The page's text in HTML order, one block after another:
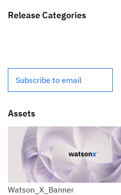
Release Categories
Subscribe to email
Assets
Watson_X_Banner